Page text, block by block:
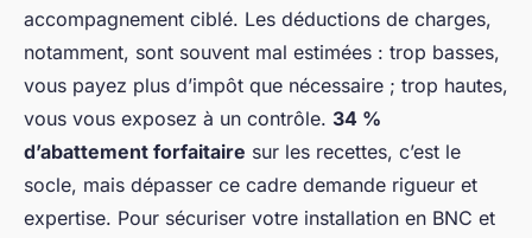
accompagnement ciblé. Les déductions de charges,
notamment, sont souvent mal estimées : trop basses,
vous payez plus d’impôt que nécessaire ; trop hautes,
vous vous exposez à un contrôle. 34 %
d’abattement forfaitaire sur les recettes, c’est le
socle, mais dépasser ce cadre demande rigueur et
expertise. Pour sécuriser votre installation en BNC et